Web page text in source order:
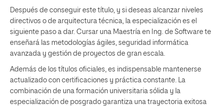
Después de conseguir este título, y si deseas alcanzar niveles
directivos o de arquitectura técnica, la especialización es el
siguiente paso a dar. Cursar una Maestría en Ing. de Software te
enseñará las metodologías ágiles, seguridad informática
avanzada y gestión de proyectos de gran escala.
Además de los títulos oficiales, es indispensable mantenerse
actualizado con certificaciones y práctica constante. La
combinación de una formación universitaria sólida y la
especialización de posgrado garantiza una trayectoria exitosa